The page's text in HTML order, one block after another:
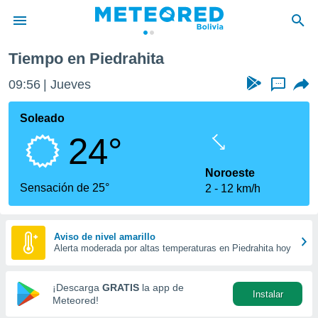
de
ha
calidad.
a este
las
y
forma
digital
basada
Tiempo en Piedrahita
09:56 Jueves ...
Soleado
24°
Sensación de 25°
Noroeste
2
12 km/h
Aviso de nivel amarillo
Alerta moderada por altas temperaturas en Piedrahita hoy
¡Descarga GRATIS la app de
Meteored!
Instalar